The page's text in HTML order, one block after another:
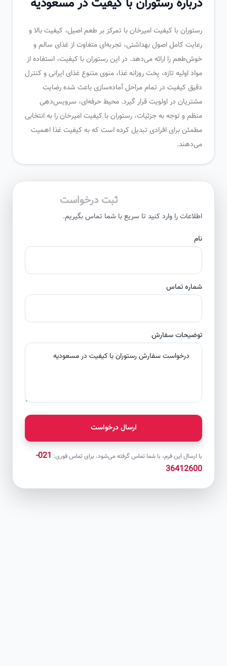
رستوران با کیفیت امیرخان با تمرکز بر طعم اصیل، کیفیت بالا و
رعایت کامل اصول بهداشتی، تجربه‌ای متفاوت از غذای سالم و
خوش‌طعم را ارائه می‌دهد. در این رستوران با کیفیت، استفاده از
مواد اولیه تازه، پخت روزانه غذا، منوی متنوع غذای ایرانی و کنترل
دقیق کیفیت در تمام مراحل آماده‌سازی باعث شده رضایت
مشتریان در اولویت قرار گیرد. محیط حرفه‌ای، سرویس‌دهی
منظم و توجه به جزئیات، رستوران با کیفیت امیرخان را به انتخابی
مطمئن برای افرادی تبدیل کرده است که به کیفیت غذا اهمیت
می‌دهند.
ثبت درخواست
اطلاعات را وارد کنید تا سریع با شما تماس بگیریم.
شماره تماس
توضیحات سفارش
ارسال درخواست
با ارسال این فرم، با شما تماس گرفته می‌شود. برای تماس فوری:
021-
36412600